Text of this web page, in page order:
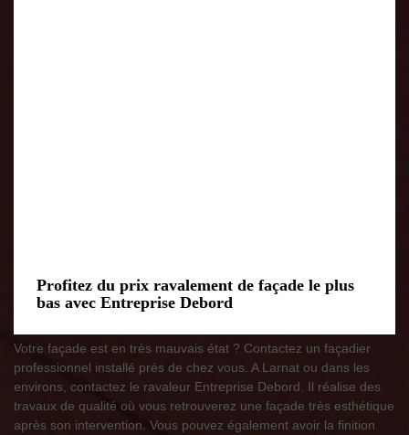
Profitez du prix ravalement de façade le plus
bas avec Entreprise Debord
Votre façade est en très mauvais état ? Contactez un façadier
professionnel installé près de chez vous. A Larnat ou dans les
environs, contactez le ravaleur Entreprise Debord. Il réalise des
travaux de qualité où vous retrouverez une façade très esthétique
après son intervention. Vous pouvez également avoir la finition